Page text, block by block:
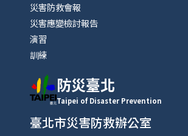
災害防救會報
災害應變檢討報告
演習
訓練
防災臺北
Taipei of Disaster Prevention
臺北市災害防救辦公室